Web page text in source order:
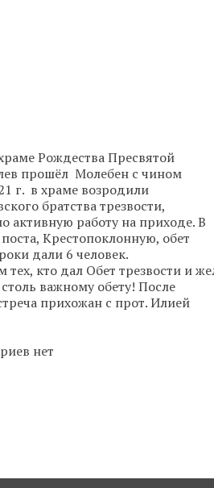
Рождества Пресвятой
прошёл Молебен с чином
г. в храме возродили
братства трезвости,
активную работу на приходе. В
Крестопоклонную, обет
дали 6 человек.
тех, кто дал Обет трезвости и
важному обету! После
прихожан с прот. Илией
нет